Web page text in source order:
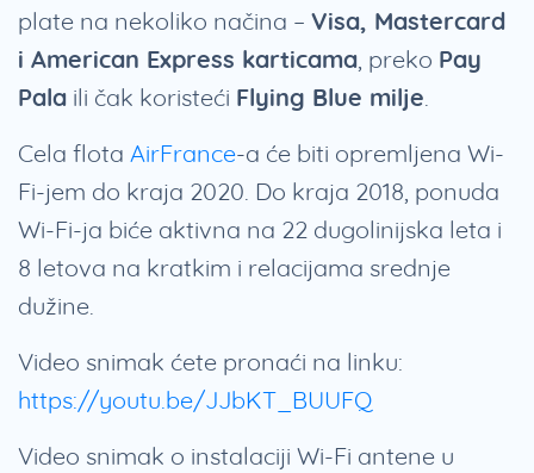
plate na nekoliko načina – Visa, Mastercard
i American Express karticama, preko Pay
Pala ili čak koristeći Flying Blue milje.
Cela flota AirFrance-a će biti opremljena Wi-
Fi-jem do kraja 2020. Do kraja 2018, ponuda
Wi-Fi-ja biće aktivna na 22 dugolinijska leta i
8 letova na kratkim i relacijama srednje
dužine.
Video snimak ćete pronaći na linku:
https://youtu.be/JJbKT_BUUFQ
Video snimak o instalaciji Wi-Fi antene u